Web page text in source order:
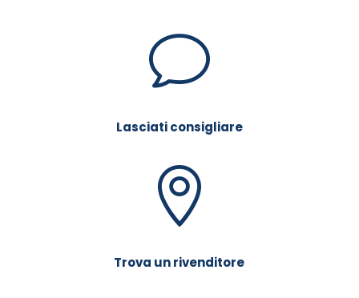
v
Lasciati consigliare
Trova un rivenditore